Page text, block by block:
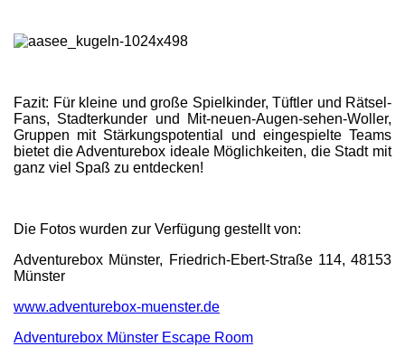
Fazit: Für kleine und große Spielkinder, Tüftler und Rätsel-
Fans, Stadterkunder und Mit-neuen-Augen-sehen-Woller,
Gruppen mit Stärkungspotential und eingespielte Teams
bietet die Adventurebox ideale Möglichkeiten, die Stadt mit
ganz viel Spaß zu entdecken!
Die Fotos wurden zur Verfügung gestellt von:
Adventurebox Münster, Friedrich-Ebert-Straße 114, 48153
Münster
www.adventurebox-muenster.de
Adventurebox Münster Escape Room